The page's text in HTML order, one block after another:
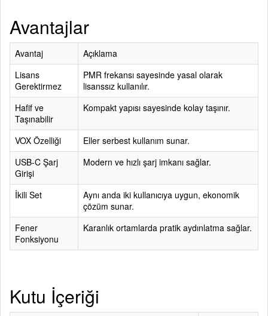
Avantajlar
Avantaj
Açıklama
Lisans
Gerektirmez
PMR frekansı sayesinde yasal olarak
lisanssız kullanılır.
Hafif ve
Taşınabilir
Kompakt yapısı sayesinde kolay taşınır.
VOX Özelliği
Eller serbest kullanım sunar.
USB-C Şarj
Girişi
Modern ve hızlı şarj imkanı sağlar.
İkili Set
Aynı anda iki kullanıcıya uygun, ekonomik
çözüm sunar.
Fener
Fonksiyonu
Karanlık ortamlarda pratik aydınlatma sağlar.
Kutu İçeriği